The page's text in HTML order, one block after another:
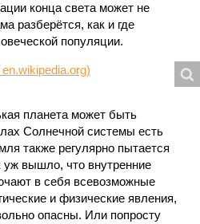
конца света может не
разберётся, как и где
популяции.
планета может быть
Солнечной системы есть
также регулярно пытается
уж вышло, что внутренние
в себя всевозможные
и физические явления,
опасны. Или попросту